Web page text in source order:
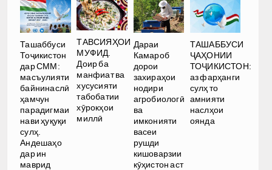
Ташаббуси
Тоҷикистон
дар СММ:
масъулияти
байнинаслӣ
ҳамчун
парадигмаи
нави ҳуқуқи
сулҳ.
Андешаҳо
дар ин
маврид
ТАВСИЯҲОИ
МУФИД.
Доир ба
манфиат ва
хусусияти
табобатии
хӯрокҳои
миллӣ
Дараи
Камароб
дорои
захираҳои
нодири
агробиологӣ
ва
имконияти
васеи
рушди
кишоварзии
кӯҳистон аст
ТАШАББУСИ
ҶАҲОНИИ
ТОҶИКИСТОН:
аз фарҳанги
сулҳ то
амнияти
наслҳои
оянда